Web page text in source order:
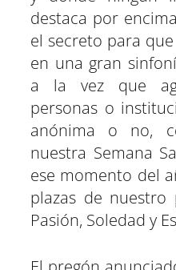
destaca por
el secreto para
en una gran
a la vez que
personas o
anónima o no,
nuestra Semana
ese momento del
plazas de
Pasión, Soledad y